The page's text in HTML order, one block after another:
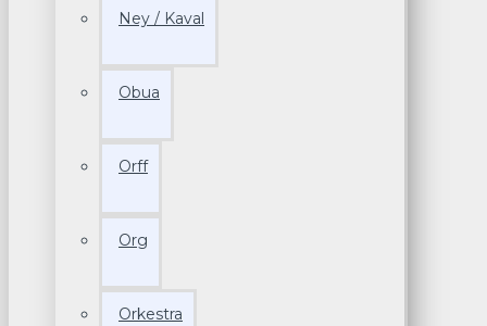
Ney / Kaval
Obua
Orff
Org
Orkestra